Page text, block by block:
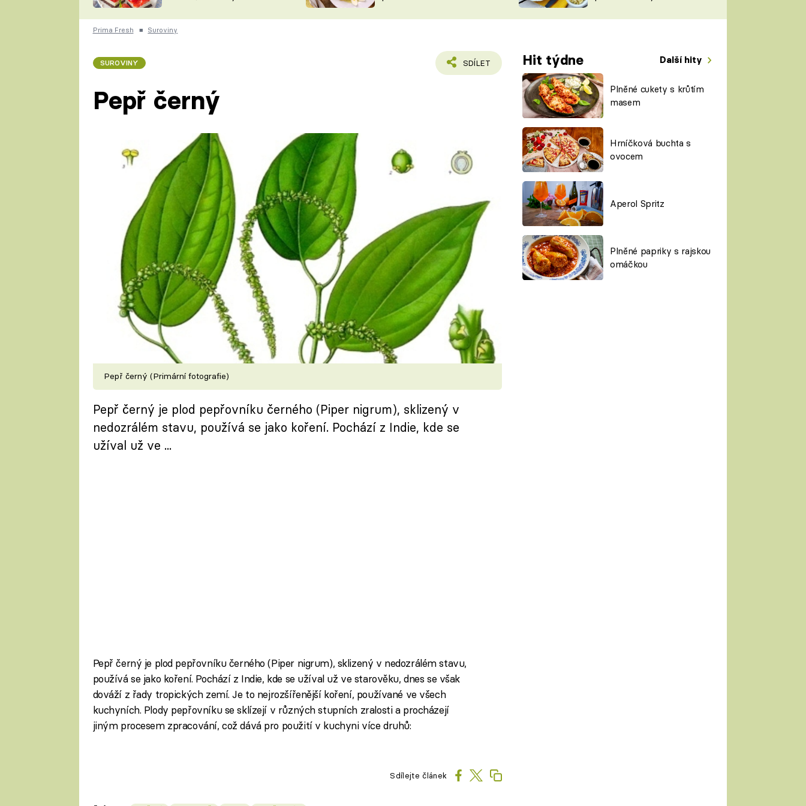
ČESKO NA TALÍŘI
VYCHYTÁVKY
ŠÉFREDAKTORKY
ČASOPIS
Prima Fresh ■ Suroviny
SUROVINY SDÍLET Hit týdne Další hity
Plněné cukety s krůtím
masem
Hrníčková buchta s
ovocem
Aperol Spritz
Plněné papriky s rajskou
omáčkou
Pepř černý
Pepř černý (Primární fotografie)
Pepř černý je plod pepřovníku černého (Piper nigrum), sklizený v
nedozrálém stavu, používá se jako koření. Pochází z Indie, kde se
užíval už ve ...
Pepř černý je plod pepřovníku černého (Piper nigrum), sklizený v nedozrálém stavu,
používá se jako koření. Pochází z Indie, kde se užíval už ve starověku, dnes se však
dováží z řady tropických zemí. Je to nejrozšířenější koření, používané ve všech
kuchyních. Plody pepřovníku se sklízejí v různých stupních zralosti a procházejí
jiným procesem zpracování, což dává pro použití v kuchyni více druhů:
Sdílejte článek